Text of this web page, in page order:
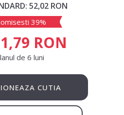
52,02 RON
39%
RON
de 6 luni
CUTIA